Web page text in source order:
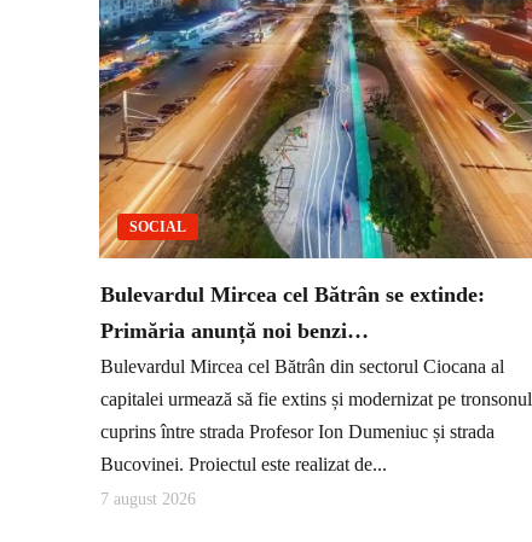
SOCIAL
Bulevardul Mircea cel Bătrân se extinde:
Primăria anunță noi benzi…
Bulevardul Mircea cel Bătrân din sectorul Ciocana al
capitalei urmează să fie extins și modernizat pe tronsonul
cuprins între strada Profesor Ion Dumeniuc și strada
Bucovinei. Proiectul este realizat de...
7 august 2026